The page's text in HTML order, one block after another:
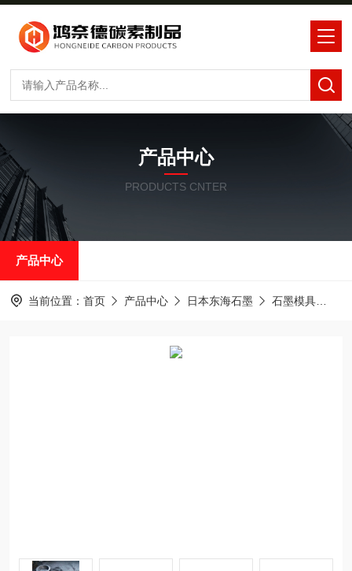
产品中心
PRODUCTS CNTER
产品中心
当前位置： 首页 产品中心 日本东海石墨 石墨模具